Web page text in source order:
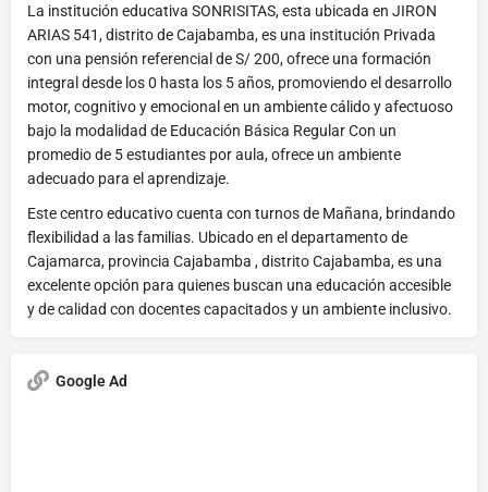
La institución educativa SONRISITAS, esta ubicada en JIRON
ARIAS 541, distrito de Cajabamba, es una institución Privada
con una pensión referencial de S/ 200, ofrece una formación
integral desde los 0 hasta los 5 años, promoviendo el desarrollo
motor, cognitivo y emocional en un ambiente cálido y afectuoso
bajo la modalidad de Educación Básica Regular Con un
promedio de 5 estudiantes por aula, ofrece un ambiente
adecuado para el aprendizaje.
Este centro educativo cuenta con turnos de Mañana, brindando
flexibilidad a las familias. Ubicado en el departamento de
Cajamarca, provincia Cajabamba , distrito Cajabamba, es una
excelente opción para quienes buscan una educación accesible
y de calidad con docentes capacitados y un ambiente inclusivo.
Google Ad